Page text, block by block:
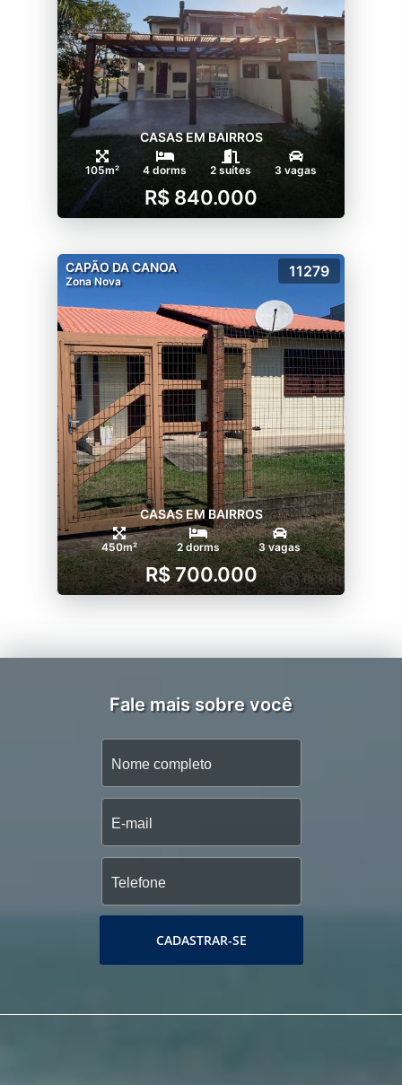
CASAS EM BAIRROS
105m² 4 dorms 2 suítes 3 vagas
R$ 840.000
CAPÃO DA CANOA
Zona Nova
11279
CASAS EM BAIRROS
450m² 2 dorms 3 vagas
R$ 700.000
Fale mais sobre você
CADASTRAR-SE